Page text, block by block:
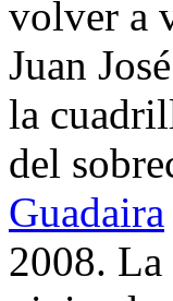
volver a
Juan
la
del
Guadaira
2008. La